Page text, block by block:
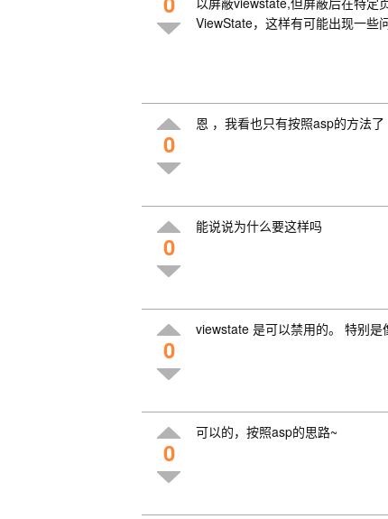
ViewState，这样有可能出现一些
0
恩 ，我看也只有按照asp的方法了
0
能说说为什么要这样吗
0
viewstate 是可以禁用的。 特别是
0
可以的，按照asp的思路~